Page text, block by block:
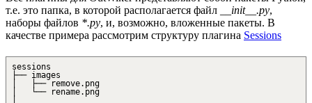
т.е. это папка, в которой располагается файл
__init__.py,
наборы файлов *.py, и, возможно, вложенные пакеты. В
качестве примера рассмотрим структуру плагина Sessions
sessions
├── images
│ ├── remove.png
│ └── rename.png